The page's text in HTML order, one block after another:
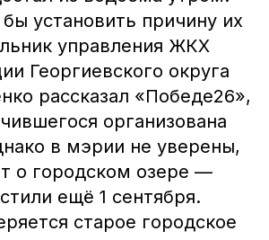
установить причину их
управления ЖКХ
Георгиевского округа
рассказал «Победе26»,
организована
в мэрии не уверены,
о городском озере —
ещё 1 сентября.
старое городское